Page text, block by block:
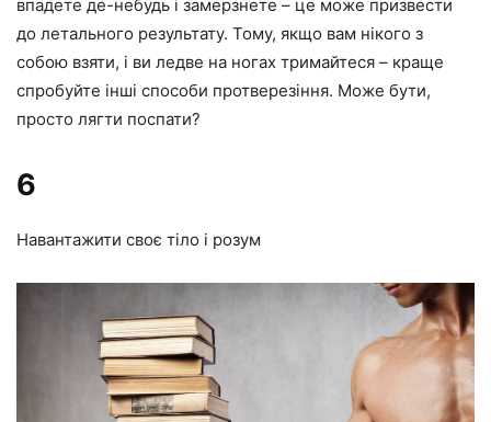
впадете де-небудь і замерзнете – це може призвести
до летального результату. Тому, якщо вам нікого з
собою взяти, і ви ледве на ногах тримайтеся – краще
спробуйте інші способи протверезіння. Може бути,
просто лягти поспати?
6
Навантажити своє тіло і розум